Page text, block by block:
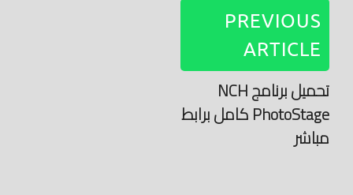
PREVIOUS
ARTICLE
تحميل برنامج NCH
PhotoStage كامل برابط
مباشر